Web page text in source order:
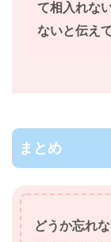
て相入れな
ないと伝え
まとめ
どうか忘れ